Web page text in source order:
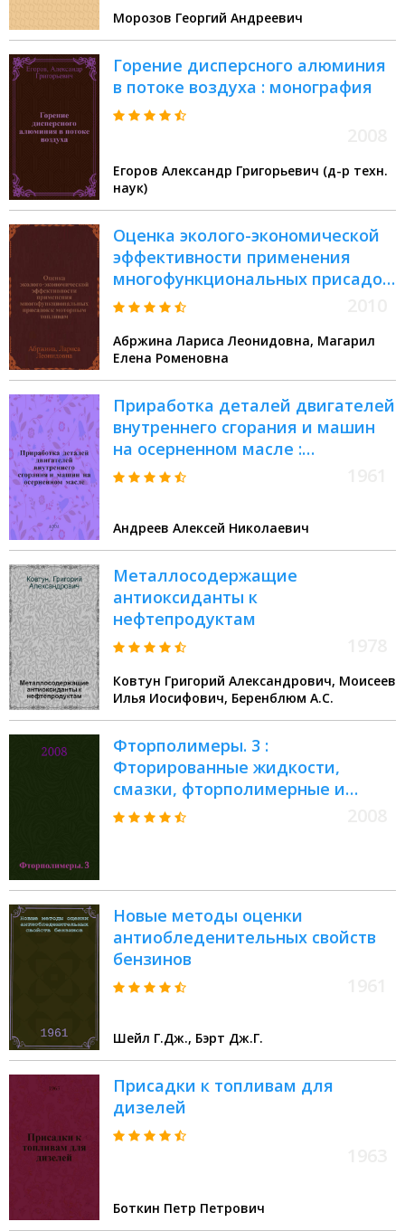
Морозов Георгий Андреевич
Горение дисперсного алюминия
в потоке воздуха : монография
Егоров Александр Григорьевич (д-р техн.
наук)
Оценка эколого-экономической
эффективности применения
многофункциональных присадок
к моторным топливам :
Абржина Лариса Леонидовна, Магарил
Елена Роменовна
Приработка деталей двигателей
внутреннего сгорания и машин
на осерненном масле :
(Стенограмма лекции, прочит. на
Андреев Алексей Николаевич
Металлосодержащие
антиоксиданты к
нефтепродуктам
Ковтун Григорий Александрович, Моисеев
Илья Иосифович, Беренблюм А.С.
Фторполимеры. 3 :
Фторированные жидкости,
смазки, фторполимерные и
фторуглеродные присадки
Новые методы оценки
антиобледенительных свойств
бензинов
Шейл Г.Дж., Бэрт Дж.Г.
Присадки к топливам для
дизелей
Боткин Петр Петрович